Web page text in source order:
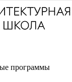
программы